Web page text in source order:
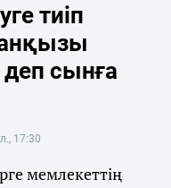
тиіп
сынға
17:30
мемлекеттің